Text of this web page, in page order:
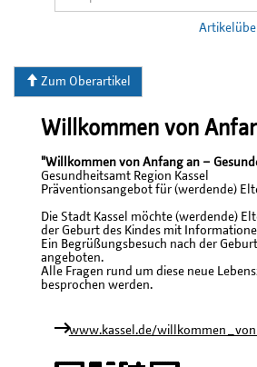
Zum Oberartikel
Willkommen von
"Willkommen von Anfang an –
Gesundheitsamt Region Kassel
Präventionsangebot für (werdende)
Die Stadt Kassel möchte (werdende)
der Geburt des Kindes mit
Ein Begrüßungsbesuch nach der
angeboten.
Alle Fragen rund um diese neue
besprochen werden.
www.kassel.de/